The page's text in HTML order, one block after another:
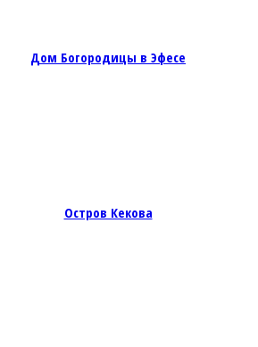
Дом Богородицы в Эфесе
Остров Кекова